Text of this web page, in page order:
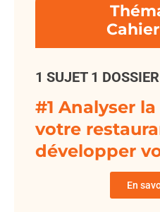
1 SUJET 1
#1 Analyser
votre
développer
En